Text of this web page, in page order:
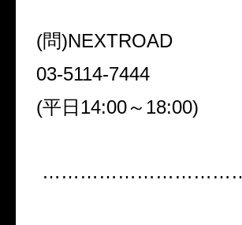
(問)NEXTROAD
03-5114-7444
(平日 14:00～ 18:00)